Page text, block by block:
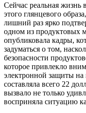
Сейчас реальная
этого глянцевого
лишний раз ярко
одном из продуктовых
опубликовала кадры,
задуматься о том,
безопасности
которое привлекло
электронной защиты
составляла всего 22
вызвало не только
восприняла ситуацию